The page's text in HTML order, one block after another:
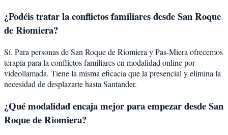
¿Podéis tratar laconflictos familiaresdesdeSan Roque
de Riomiera?
Sí. Para personas de San Roque de Riomiera y Pas-Miera ofrecemos
terapia para la conflictos familiares en modalidad online por
videollamada. Tiene la misma eficacia que la presencial y elimina la
necesidad de desplazarte hasta Santander.
¿Qué modalidad encaja mejor para empezar desde San
Roque de Riomiera?